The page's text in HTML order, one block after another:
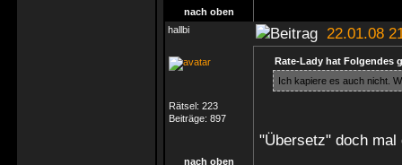
nach oben
hallbi
22.01.08
Rätsel: 223
Beiträge: 897
Rate-Lady hat Folgendes
Ich kapiere es auch nicht.
"Übersetz" doch
nach oben